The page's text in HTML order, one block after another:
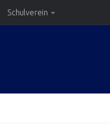
Schulverein